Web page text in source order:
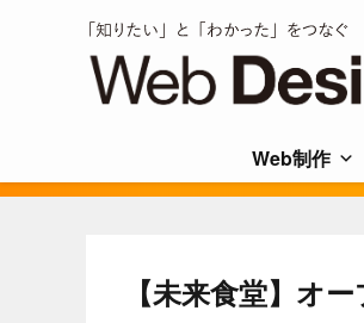
Web制作
【未来食堂】オ